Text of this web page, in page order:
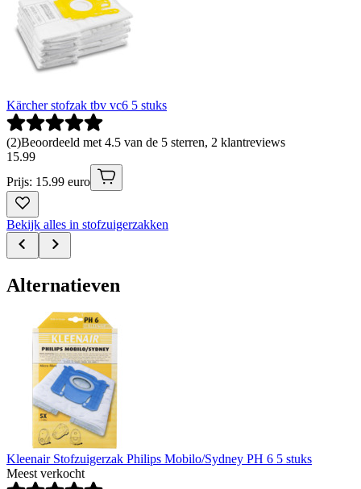
Kärcher stofzak tbv vc6 5 stuks
(2)Beoordeeld met 4.5 van de 5 sterren, 2 klantreviews
15.99
Prijs: 15.99 euro
Bekijk alles in stofzuigerzakken
Alternatieven
Kleenair Stofzuigerzak Philips Mobilo/Sydney PH 6 5 stuks
Meest verkocht